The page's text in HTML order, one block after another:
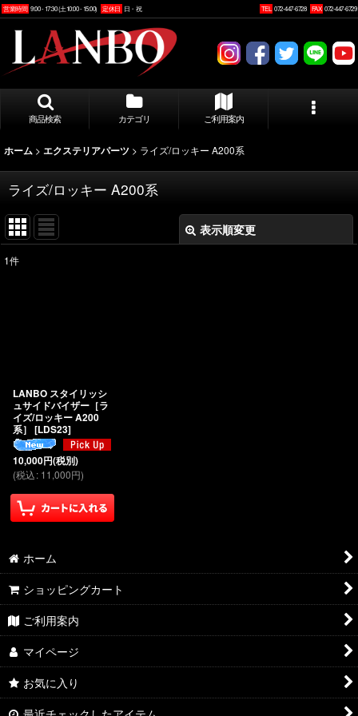
営業時間 9:00 - 17:30 (土10:00 - 15:00) 定休日 日・祝 TEL 072-447-6728 FAX 072-447-6729
商品検索 カテゴリ ご利用案内
ホーム > エクステリアパーツ > ライズ/ロッキー A200系
ライズ/ロッキー A200系
表示順変更
1件
LANBO スタイリッシ
ュサイドバイザー［ラ
イズ/ロッキー A200
系］ [LDS23]
10,000円(税別)
(税込: 11,000円)
ホーム
ショッピングカート
ご利用案内
マイページ
お気に入り